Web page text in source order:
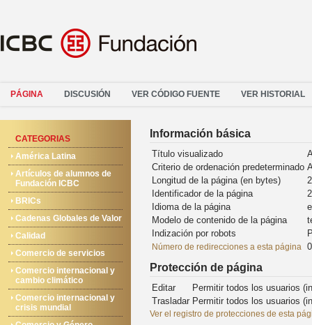
PÁGINA DISCUSIÓN VER CÓDIGO FUENTE VER HISTORIAL
CATEGORIAS
América Latina
Artículos de alumnos de
Fundación ICBC
BRICs
Cadenas Globales de Valor
Calidad
Comercio de servicios
Comercio internacional y
cambio climático
Comercio internacional y
crisis mundial
Información básica
Título visualizado
Criterio de ordenación predeterminado
Longitud de la página (en bytes)
Identificador de la página
Idioma de la página
Modelo de contenido de la página
Indización por robots
Número de redirecciones a esta página 0
Protección de página
Editar
Permitir todos los usuarios
Trasladar Permitir todos los usuarios
Ver el registro de protecciones de esta